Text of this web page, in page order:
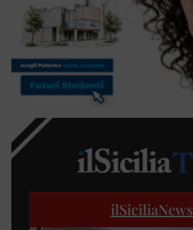
ilSiciliaNews